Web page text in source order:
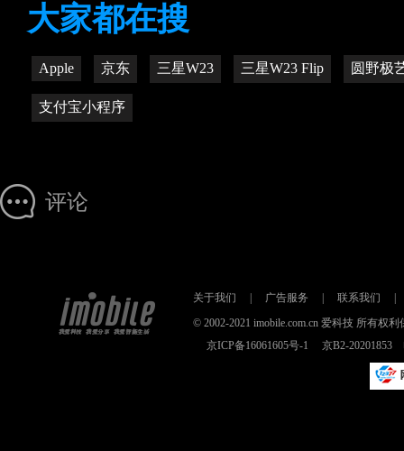
大家都在搜
Apple 京东 三星W23 三星W23 Flip 圆野极
支付宝小程序
评论
关于我们 广告服务 联系我们
© 2002-2021 imobile.com.cn 爱科技 所有权
京ICP备16061605号-1
京B2-20201853